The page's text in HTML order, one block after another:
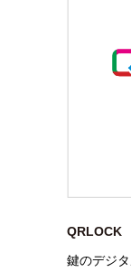
QRLOCK
鍵のデジ